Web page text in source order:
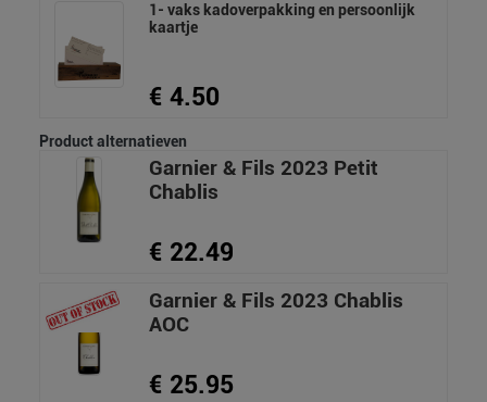
1- vaks kadoverpakking en persoonlijk
kaartje
€ 4.50
Product alternatieven
Garnier & Fils 2023 Petit
Chablis
€ 22.49
Garnier & Fils 2023 Chablis
AOC
€ 25.95